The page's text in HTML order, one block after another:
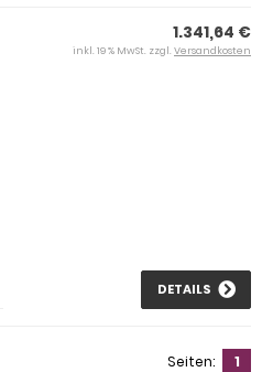
1.341,64 €
inkl. 19 % MwSt. zzgl. Versandkosten
DETAILS
Seiten: 1